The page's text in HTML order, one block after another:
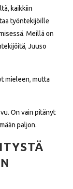
kaikkiin
työntekijöille
Meillä on
Juuso
mieleen, mutta
On vain pitänyt
paljon.